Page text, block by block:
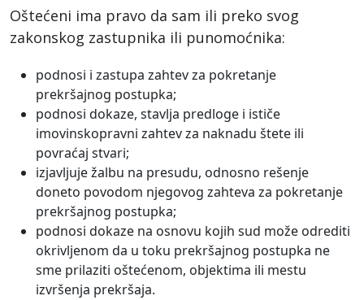
Oštećeni ima pravo da sam ili preko svog
zakonskog zastupnika ili punomoćnika:
podnosi i zastupa zahtev za pokretanje
prekršajnog postupka;
podnosi dokaze, stavlja predloge i ističe
imovinskopravni zahtev za naknadu štete ili
povraćaj stvari;
izjavljuje žalbu na presudu, odnosno rešenje
doneto povodom njegovog zahteva za pokretanje
prekršajnog postupka;
podnosi dokaze na osnovu kojih sud može odrediti
okrivljenom da u toku prekršajnog postupka ne
sme prilaziti oštećenom, objektima ili mestu
izvršenja prekršaja.